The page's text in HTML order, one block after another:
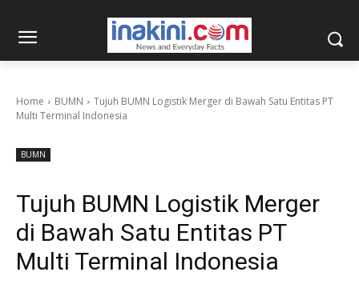
Home BUMN
Tujuh BUMN Logistik Merger di Bawah Satu Entitas PT
Multi Terminal Indonesia
BUMN
Tujuh BUMN Logistik Merger
di Bawah Satu Entitas PT
Multi Terminal Indonesia